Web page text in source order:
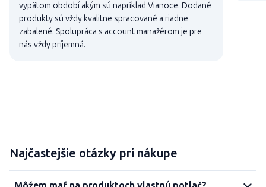
vypätom období akým sú napríklad Vianoce. Dodané
produkty sú vždy kvalitne spracované a riadne
zabalené. Spolupráca s account manažérom je pre
nás vždy príjemná.
Najčastejšie otázky pri nákupe